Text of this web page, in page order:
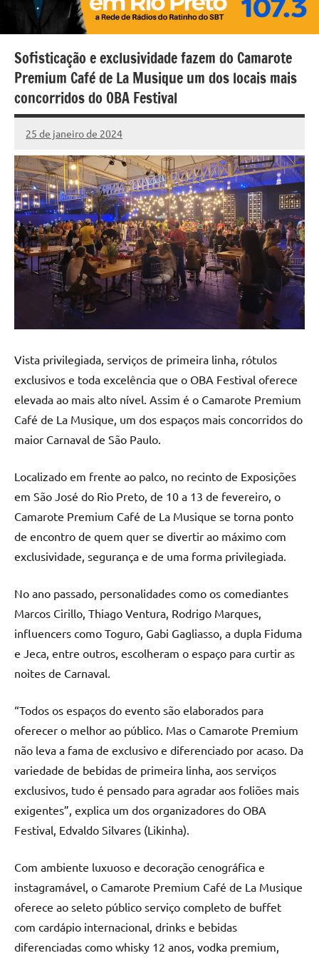
Sofisticação e exclusividade fazem do Camarote
Premium Café de La Musique um dos locais mais
concorridos do OBA Festival
25 de janeiro de 2024
Marcelo
Fachin
Vista privilegiada, serviços de primeira linha, rótulos
exclusivos e toda excelência que o OBA Festival oferece
elevada ao mais alto nível. Assim é o Camarote Premium
Café de La Musique, um dos espaços mais concorridos do
maior Carnaval de São Paulo.
Localizado em frente ao palco, no recinto de Exposições
em São José do Rio Preto, de 10 a 13 de fevereiro, o
Camarote Premium Café de La Musique se torna ponto
de encontro de quem quer se divertir ao máximo com
exclusividade, segurança e de uma forma privilegiada.
No ano passado, personalidades como os comediantes
Marcos Cirillo, Thiago Ventura, Rodrigo Marques,
influencers como Toguro, Gabi Gagliasso, a dupla Fiduma
e Jeca, entre outros, escolheram o espaço para curtir as
noites de Carnaval.
“Todos os espaços do evento são elaborados para
oferecer o melhor ao público. Mas o Camarote Premium
não leva a fama de exclusivo e diferenciado por acaso. Da
variedade de bebidas de primeira linha, aos serviços
exclusivos, tudo é pensado para agradar aos foliões mais
exigentes”, explica um dos organizadores do OBA
Festival, Edvaldo Silvares (Likinha).
Com ambiente luxuoso e decoração cenográfica e
instagramável, o Camarote Premium Café de La Musique
oferece ao seleto público serviço completo de buffet
com cardápio internacional, drinks e bebidas
diferenciadas como whisky 12 anos, vodka premium,